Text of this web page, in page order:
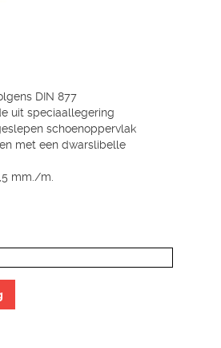
DIN 877
uit speciaallegering
schoenoppervlak
met een dwarslibelle
mm./m.